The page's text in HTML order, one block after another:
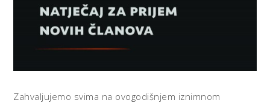
Zahvaljujemo svima na ovogodišnjem iznimnom